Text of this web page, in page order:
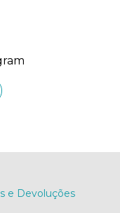
e Devoluções